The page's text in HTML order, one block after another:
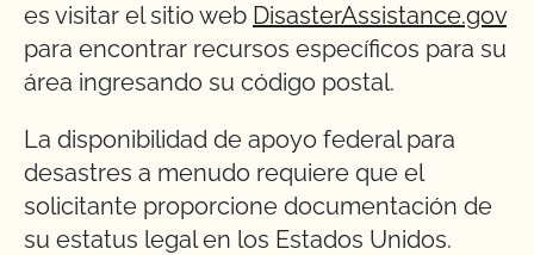
es visitar el sitio web DisasterAssistance.gov
para encontrar recursos específicos para su
área ingresando su código postal.
La disponibilidad de apoyo federal para
desastres a menudo requiere que el
solicitante proporcione documentación de
su estatus legal en los Estados Unidos.